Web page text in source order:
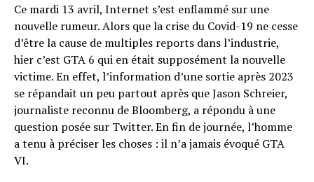
Ce mardi 13 avril, Internet s’est enflammé sur une
nouvelle rumeur. Alors que la crise du Covid-19 ne cesse
d’être la cause de multiples reports dans l’industrie,
hier c’est GTA 6 qui en était supposément la nouvelle
victime. En effet, l’information d’une sortie après 2023
se répandait un peu partout après que Jason Schreier,
journaliste reconnu de Bloomberg, a répondu à une
question posée sur Twitter. En fin de journée, l’homme
a tenu à préciser les choses : il n’a jamais évoqué GTA
VI.